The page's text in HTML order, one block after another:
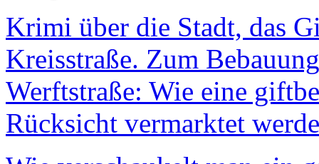
Krimi über die Stadt, das
Kreisstraße. Zum
Werftstraße: Wie eine
Rücksicht vermarktet